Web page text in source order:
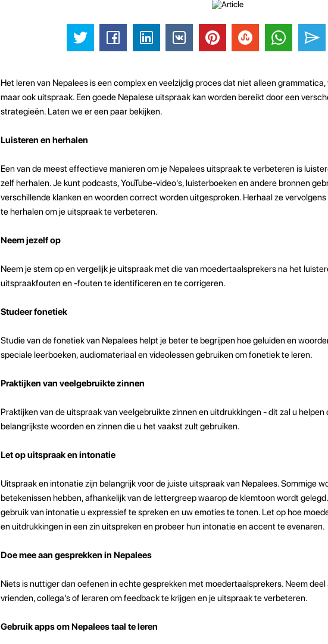
Het leren van Nepalees is een complex en veelzijdig proces dat niet alleen
maar ook uitspraak. Een goede Nepalese uitspraak kan worden bereikt door een
strategieën. Laten we er een paar bekijken.
Luisteren en herhalen
Een van de meest effectieve manieren om je Nepalees uitspraak te verbeteren is
zelf herhalen. Je kunt podcasts, YouTube-video's, luisterboeken en andere bronnen
verschillende klanken en woorden correct worden uitgesproken. Herhaal ze
te herhalen om je uitspraak te verbeteren.
Neem jezelf op
Neem je stem op en vergelijk je uitspraak met die van moedertaalsprekers na het
uitspraakfouten en -fouten te identificeren en te corrigeren.
Studeer fonetiek
Studie van de fonetiek van Nepalees helpt je beter te begrijpen hoe geluiden en
speciale leerboeken, audiomateriaal en videolessen gebruiken om fonetiek te leren.
Praktijken van veelgebruikte zinnen
Praktijken van de uitspraak van veelgebruikte zinnen en uitdrukkingen - dit zal u
belangrijkste woorden en zinnen die u het vaakst zult gebruiken.
Let op uitspraak en intonatie
Uitspraak en intonatie zijn belangrijk voor de juiste uitspraak van Nepalees. Sommige
betekenissen hebben, afhankelijk van de lettergreep waarop de klemtoon wordt
gebruik van intonatie u expressief te spreken en uw emoties te tonen. Let op hoe
en uitdrukkingen in een zin uitspreken en probeer hun intonatie en accent te evenaren.
Doe mee aan gesprekken in Nepalees
Niets is nuttiger dan oefenen in echte gesprekken met moedertaalsprekers. Neem
vrienden, collega's of leraren om feedback te krijgen en je uitspraak te verbeteren.
Gebruik apps om Nepalees taal te leren